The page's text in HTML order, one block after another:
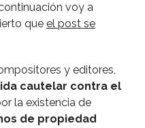
voy a
que el post se
y editores,
cautelar contra el
la existencia de
de propiedad